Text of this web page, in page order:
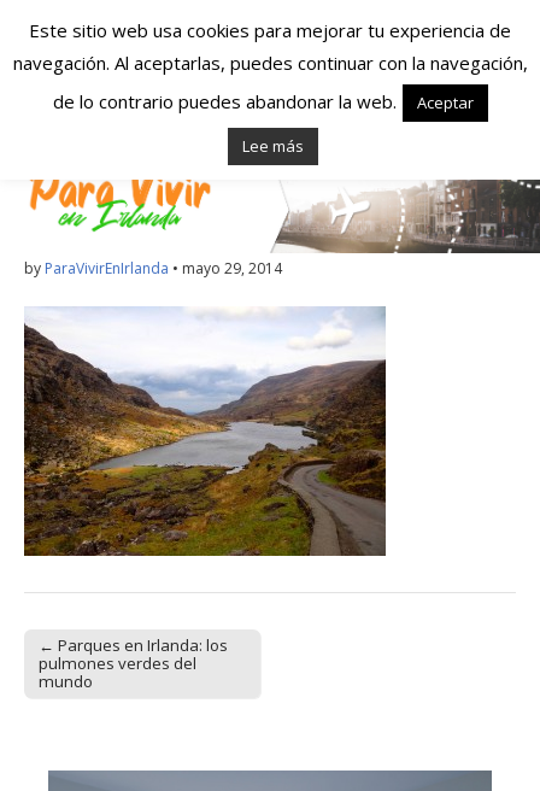
Españoles en
Irlanda – Vivir en
Irlanda – Trabajo
en Irlanda –
Alojamiento en
Irlanda
Blog dedicado a los que viven, estudian y trabajan en
Irlanda!
by ParaVivirEnIrlanda • mayo 29, 2014
Post navigation
← Parques en Irlanda: los
pulmones verdes del
mundo
Este sitio web usa cookies para mejorar tu experiencia de
navegación. Al aceptarlas, puedes continuar con la navegación,
de lo contrario puedes abandonar la web.
Aceptar
Lee más